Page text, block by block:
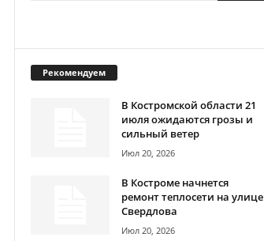
Рекомендуем
В Костромской области 21
июля ожидаются грозы и
сильный ветер
Июл 20, 2026
В Костроме начнется
ремонт теплосети на улице
Свердлова
Июл 20, 2026